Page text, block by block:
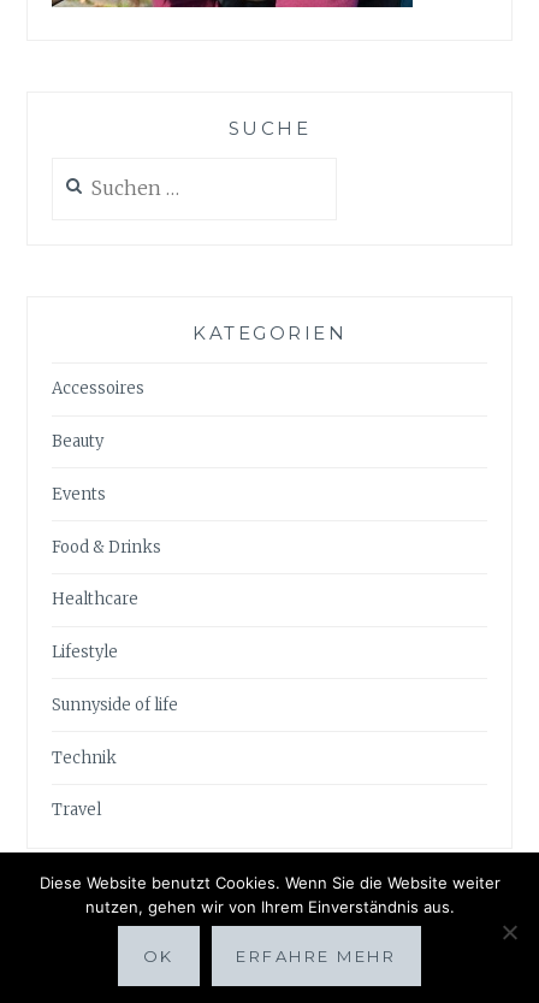
SUCHE
nach:
KATEGORIEN
Accessoires
Beauty
Events
Food & Drinks
Healthcare
Lifestyle
Sunnyside of life
Technik
Travel
Proudly powered by WordPress|Theme: Anissa by
Diese Website benutzt Cookies. Wenn Sie die Website weiter
nutzen, gehen wir von Ihrem Einverständnis aus.
OK ERFAHRE MEHR